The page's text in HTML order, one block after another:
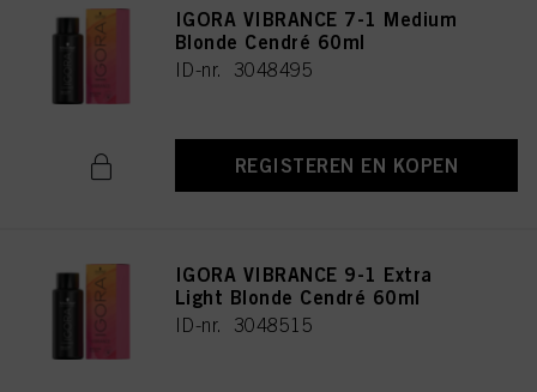
IGORA VIBRANCE 7-1 Medium
Blonde Cendré 60ml
ID-nr. 3048495
REGISTEREN EN KOPEN
IGORA VIBRANCE 9-1 Extra
Light Blonde Cendré 60ml
ID-nr. 3048515